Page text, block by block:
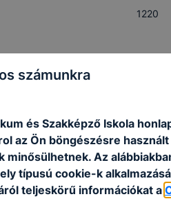
1220
számunkra
és Szakképző Iskola
az Ön böngészésre
minősülhetnek. Az
típusú cookie-k
teljeskörű információkat a